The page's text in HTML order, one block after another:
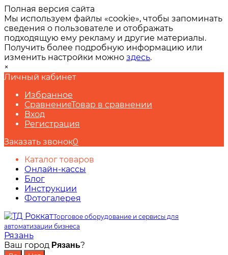
Полная версия сайта
Мы используем файлы «cookie», чтобы запоминать
сведения о пользователе и отображать
подходящую ему рекламу и другие материалы.
Получить более подробную информацию или
изменить настройки можно здесь.
×
Личный кабинет
Избранное
СравнениеТовар в сравнении
Вход
Регистрация
Заказать звонок0
Каталог товаров
Онлайн-кассы
Блог
Инструкции
Фотогалерея
Торговое оборудование и сервисы для
автоматизации бизнеса
Рязань
Ваш город Рязань?